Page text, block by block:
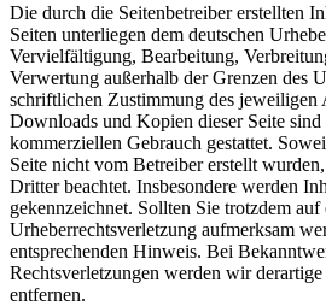
Die durch die Seitenbetreiber erstellten
Seiten unterliegen dem deutschen
Vervielfältigung, Bearbeitung,
Verwertung außerhalb der Grenzen des
schriftlichen Zustimmung des jeweiligen
Downloads und Kopien dieser Seite
kommerziellen Gebrauch gestattet.
Seite nicht vom Betreiber erstellt
Dritter beachtet. Insbesondere werden
gekennzeichnet. Sollten Sie trotzdem auf
Urheberrechtsverletzung aufmerksam
entsprechenden Hinweis. Bei
Rechtsverletzungen werden wir
entfernen.